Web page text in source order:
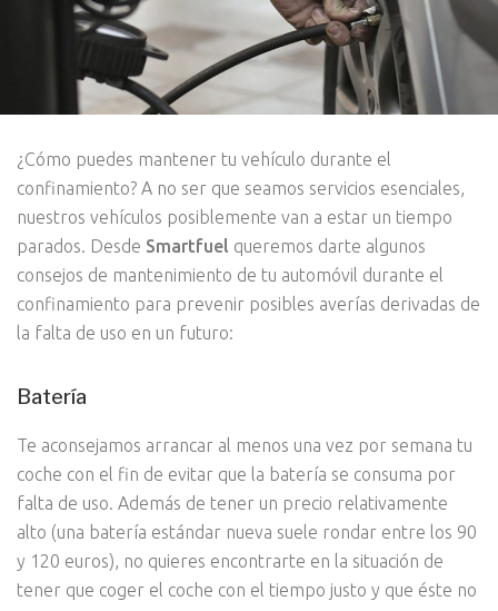
¿Cómo puedes mantener tu vehículo durante el
confinamiento? A no ser que seamos servicios esenciales,
nuestros vehículos posiblemente van a estar un tiempo
parados. Desde Smartfuel queremos darte algunos
consejos de mantenimiento de tu automóvil durante el
confinamiento para prevenir posibles averías derivadas de
la falta de uso en un futuro:
Batería
Te aconsejamos arrancar al menos una vez por semana tu
coche con el fin de evitar que la batería se consuma por
falta de uso. Además de tener un precio relativamente
alto (una batería estándar nueva suele rondar entre los 90
y 120 euros), no quieres encontrarte en la situación de
tener que coger el coche con el tiempo justo y que éste no